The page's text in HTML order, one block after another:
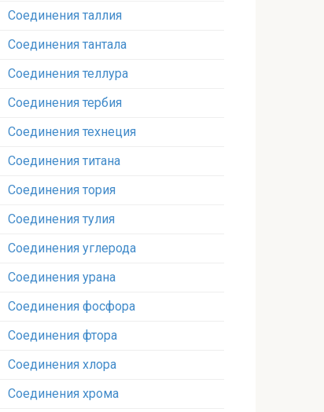
Соединения таллия‎
Соединения тантала‎
Соединения теллура‎
Соединения тербия‎
Соединения технеция‎
Соединения титана
Соединения тория‎
Соединения тулия‎
Соединения углерода‎
Соединения урана‎
Соединения фосфора‎
Соединения фтора‎
Соединения хлора‎
Соединения хрома‎